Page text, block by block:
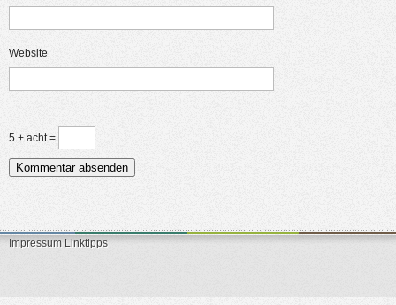
Website
5 + acht =
Impressum Linktipps